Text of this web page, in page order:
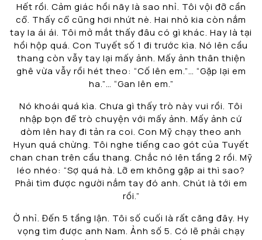
Hết rồi. Cảm giác hồi nãy là sao nhỉ. Tôi vội đỡ cần
cổ. Thấy cổ cũng hơi nhứt nè. Hai nhỏ kia còn nắm
tay la ái ái. Tôi mở mắt thấy đâu có gì khác. Hay là tại
hồi hộp quá. Con Tuyết số 1 đi trước kìa. Nó lên cầu
thang còn vẫy tay lại mấy ảnh. Mấy ảnh thân thiện
ghê vừa vẫy rồi hét theo: “Cố lên em.”… “Gặp lại em
ha.”… “Gan lên em.”
Nó khoái quá kìa. Chưa gì thấy trò này vui rồi. Tôi
nhập bọn để trò chuyện với mấy ảnh. Mấy ảnh cứ
dòm lên hay đi tản ra coi. Con Mỹ chạy theo anh
Hyun quá chừng. Tôi nghe tiếng cao gót của Tuyết
chan chan trên cầu thang. Chắc nó lên tầng 2 rồi. Mỹ
léo nhéo: “Sợ quá hà. Lỡ em không gặp ai thì sao?
Phải tìm được người nắm tay đó anh. Chút là tới em
rồi.”
Ờ nhỉ. Đến 5 tầng lận. Tôi số cuối là rất căng đây. Hy
vọng tìm được anh Nam. Ảnh số 5. Có lẽ phải chạy